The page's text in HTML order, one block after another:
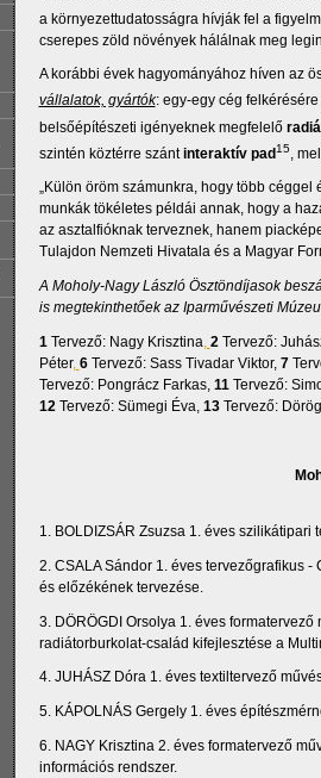
a környezettudatosságra hívják fel a
cserepes zöld növények hálálnak meg
A korábbi évek hagyományához híven az
vállalatok, gyártók: egy-egy cég
belsőépítészeti igényeknek megfelelő
szintén köztérre szántinteraktív pad15,
„Külön öröm számunkra, hogy több
munkák tökéletes példái annak, hogy a
az asztalfióknak terveznek, hanem
Tulajdon Nemzeti Hivatala és a Magyar
A Moholy-Nagy László Ösztöndíjasok
is megtekinthetőek az Iparművészeti
1Tervező: Nagy Krisztina, 2Tervező:
Péter, 6Tervező: Sass Tivadar Viktor, 7
Tervező: Pongrácz Farkas, 11Tervező:
12Tervező: Sümegi Éva, 13Tervező:
1. BOLDIZSÁR Zsuzsa 1. éves
2. CSALA Sándor 1. éves tervezőgrafikus
és előzékének tervezése.
3. DÖRÖGDI Orsolya 1. éves
radiátorburkolat-család kifejlesztése a
4. JUHÁSZ Dóra 1. éves textiltervező
5. KÁPOLNÁS Gergely 1. éves
6. NAGY Krisztina 2. éves formatervező
információs rendszer.